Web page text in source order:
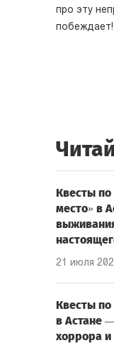
про эту
побеждает!
Квесты
место» в
21 июля
Квесты
в Астане
хоррора и